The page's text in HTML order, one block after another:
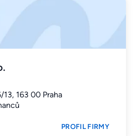
13, 163 00 Praha
PROFIL FIRMY